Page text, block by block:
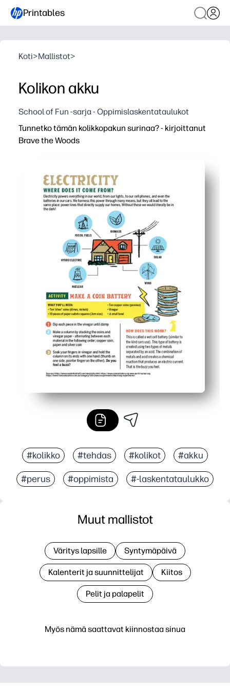
Printables
Koti>Mallistot>
Kolikon akku
School of Fun -sarja - Oppimislaskentataulukot
Tunnetko tämän kolikkopakun surinaa? - kirjoittanut
Brave the Woods
#kolikko #tehdas #kolikot #akku
#perus #oppimista #-laskentataulukko
Myös nämä saattavat kiinnostaa sinua
Muut mallistot
Väritys lapsille Syntymäpäivä
Kalenterit ja suunnittelijat Kiitos
Pelit ja palapelit